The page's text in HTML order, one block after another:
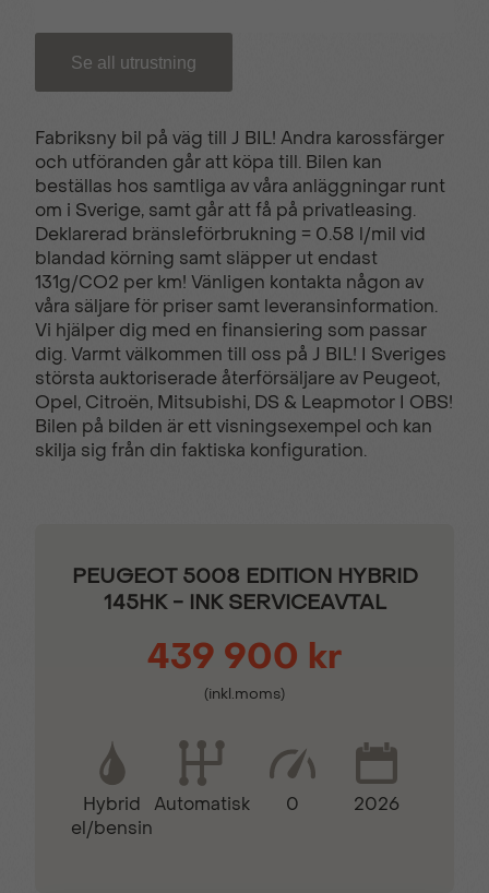
Adaptiv farthållare
Ambient LED lights
med 8 färgval
Automatisk
klimatanläggning
Defroster sidospeglar
Elektrisk
parkeringsbroms
Elinfällbara sidospeglar
Filhållingsassistans GT-dekordetaljer
Keyless lås- &
startsystem
Kollisionsvarnare LED bakljus
Läderklädd
Se all utrustning
Fabriksny bil på väg till J BIL! Andra karossfärger
och utföranden går att köpa till. Bilen kan
beställas hos samtliga av våra anläggningar runt
om i Sverige, samt går att få på privatleasing.
Deklarerad bränsleförbrukning = 0.58 l/mil vid
blandad körning samt släpper ut endast
131g/CO2 per km! Vänligen kontakta någon av
våra säljare för priser samt leveransinformation.
Vi hjälper dig med en finansiering som passar
dig. Varmt välkommen till oss på J BIL! I Sveriges
största auktoriserade återförsäljare av Peugeot,
Opel, Citroën, Mitsubishi, DS & Leapmotor I OBS!
Bilen på bilden är ett visningsexempel och kan
skilja sig från din faktiska konfiguration.
PEUGEOT 5008 EDITION HYBRID
145HK - INK SERVICEAVTAL
439 900 kr
(inkl.moms)
Hybrid
el/bensin
Automatisk 0 2026